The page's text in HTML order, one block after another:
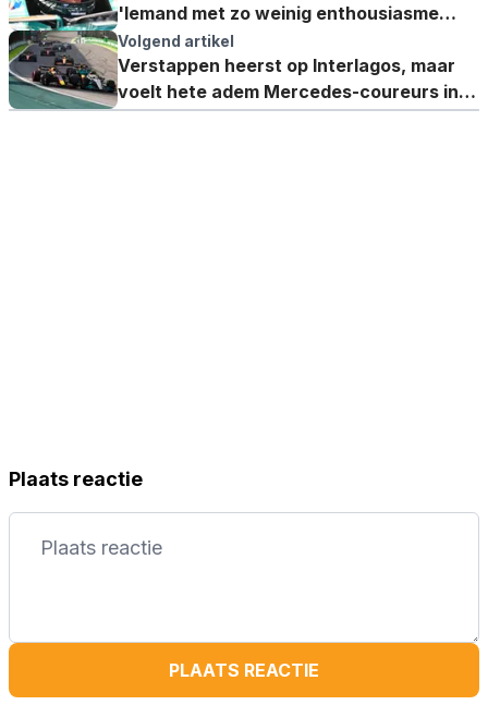
'Iemand met zo weinig enthousiasme
mist fundamentele passie'
Volgend artikel
Verstappen heerst op Interlagos, maar
voelt hete adem Mercedes-coureurs in
zijn nek
Plaats reactie
PLAATS REACTIE